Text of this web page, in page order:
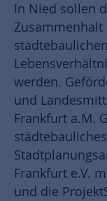
In Nied sollen
werden.
und
Frankfurt a.M.
Frankfurt e.V.
und die